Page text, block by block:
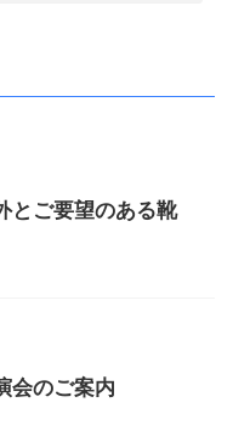
とご要望のある靴
会のご案内